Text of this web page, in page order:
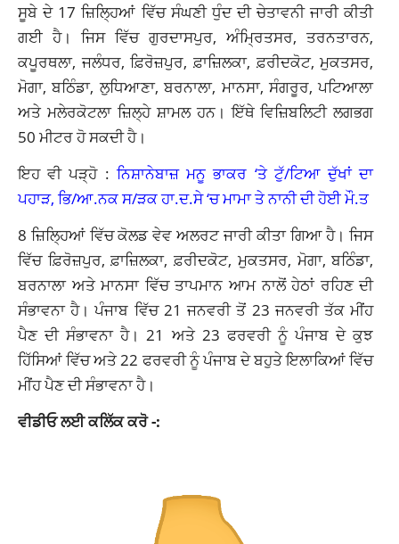
ਸੂਬੇ ਦੇ 17 ਜ਼ਿਲ੍ਹਿਆਂ ਵਿੱਚ ਸੰਘਣੀ ਧੁੰਦ ਦੀ ਚੇਤਾਵਨੀ ਜਾਰੀ ਕੀਤੀ
ਗਈ ਹੈ। ਜਿਸ ਵਿੱਚ ਗੁਰਦਾਸਪੁਰ, ਅੰਮ੍ਰਿਤਸਰ, ਤਰਨਤਾਰਨ,
ਕਪੂਰਥਲਾ, ਜਲੰਧਰ, ਫ਼ਿਰੋਜ਼ਪੁਰ, ਫ਼ਾਜ਼ਿਲਕਾ, ਫ਼ਰੀਦਕੋਟ, ਮੁਕਤਸਰ,
ਮੋਗਾ, ਬਠਿੰਡਾ, ਲੁਧਿਆਣਾ, ਬਰਨਾਲਾ, ਮਾਨਸਾ, ਸੰਗਰੂਰ, ਪਟਿਆਲਾ
ਅਤੇ ਮਲੇਰਕੋਟਲਾ ਜ਼ਿਲ੍ਹੇ ਸ਼ਾਮਲ ਹਨ। ਇੱਥੇ ਵਿਜ਼ਿਬਲਿਟੀ ਲਗਭਗ
50 ਮੀਟਰ ਹੋ ਸਕਦੀ ਹੈ।
ਇਹ ਵੀ ਪੜ੍ਹੋ : ਨਿਸ਼ਾਨੇਬਾਜ਼ ਮਨੂ ਭਾਕਰ ‘ਤੇ ਟੁੱ/ਟਿਆ ਦੁੱਖਾਂ ਦਾ
ਪਹਾੜ, ਭਿ/ਆ.ਨਕ ਸ/ੜਕ ਹਾ.ਦ.ਸੇ ‘ਚ ਮਾਮਾ ਤੇ ਨਾਨੀ ਦੀ ਹੋਈ ਮੌ.ਤ
8 ਜ਼ਿਲ੍ਹਿਆਂ ਵਿੱਚ ਕੋਲਡ ਵੇਵ ਅਲਰਟ ਜਾਰੀ ਕੀਤਾ ਗਿਆ ਹੈ। ਜਿਸ
ਵਿੱਚ ਫ਼ਿਰੋਜ਼ਪੁਰ, ਫ਼ਾਜ਼ਿਲਕਾ, ਫ਼ਰੀਦਕੋਟ, ਮੁਕਤਸਰ, ਮੋਗਾ, ਬਠਿੰਡਾ,
ਬਰਨਾਲਾ ਅਤੇ ਮਾਨਸਾ ਵਿੱਚ ਤਾਪਮਾਨ ਆਮ ਨਾਲੋਂ ਹੇਠਾਂ ਰਹਿਣ ਦੀ
ਸੰਭਾਵਨਾ ਹੈ। ਪੰਜਾਬ ਵਿੱਚ 21 ਜਨਵਰੀ ਤੋਂ 23 ਜਨਵਰੀ ਤੱਕ ਮੀਂਹ
ਪੈਣ ਦੀ ਸੰਭਾਵਨਾ ਹੈ। 21 ਅਤੇ 23 ਫਰਵਰੀ ਨੂੰ ਪੰਜਾਬ ਦੇ ਕੁਝ
ਹਿੱਸਿਆਂ ਵਿੱਚ ਅਤੇ 22 ਫਰਵਰੀ ਨੂੰ ਪੰਜਾਬ ਦੇ ਬਹੁਤੇ ਇਲਾਕਿਆਂ ਵਿੱਚ
ਮੀਂਹ ਪੈਣ ਦੀ ਸੰਭਾਵਨਾ ਹੈ।
ਵੀਡੀਓ ਲਈ ਕਲਿੱਕ ਕਰੋ -: